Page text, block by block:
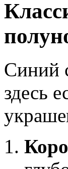
Синий
здесь